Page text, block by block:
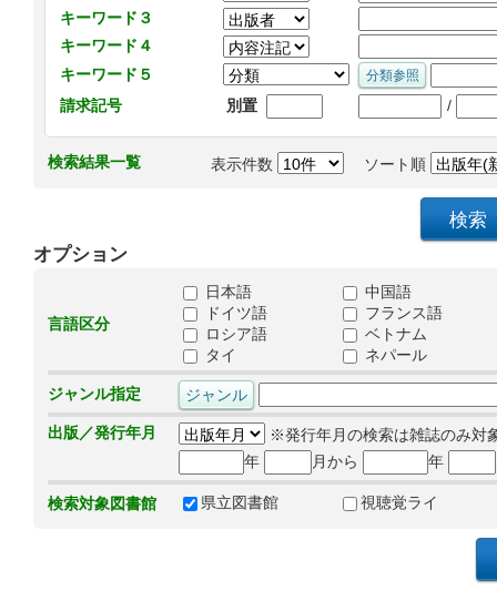
キーワード３
キーワード４
キーワード５
請求記号
別置 /
検索結果一覧 表示件数 ソート順
オプション
言語区分
日本語
中国語
ドイツ語
フランス語
ロシア語
ベトナム
タイ
ネパール
ジャンル指定
出版／発行年月
※発行年月の検索は雑誌のみ対
年
月から 年
検索対象図書館 県立図書館 視聴覚ライ